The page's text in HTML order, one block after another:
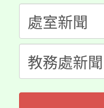
心理、
系所師
門員」
踴躍報
要點
「桃園
展演活
115年
義教育